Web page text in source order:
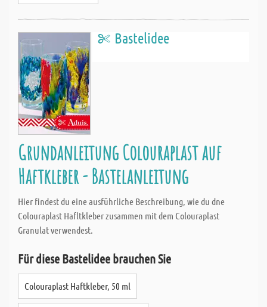
Bastelidee
Grundanleitung Colouraplast auf
Haftkleber - Bastelanleitung
Hier findest du eine ausführliche Beschreibung, wie du dne
Colouraplast Hafltkleber zusammen mit dem Colouraplast
Granulat verwendest.
Für diese Bastelidee brauchen Sie
Colouraplast Haftkleber, 50 ml